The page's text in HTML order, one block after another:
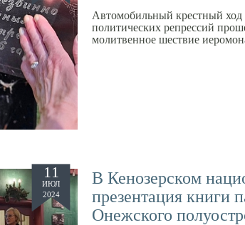
Автомобильный крестный ход
политических репрессий
молитвенное шествие
11
ИЮЛ
2024
В Кенозерском
презентация книги
Онежского